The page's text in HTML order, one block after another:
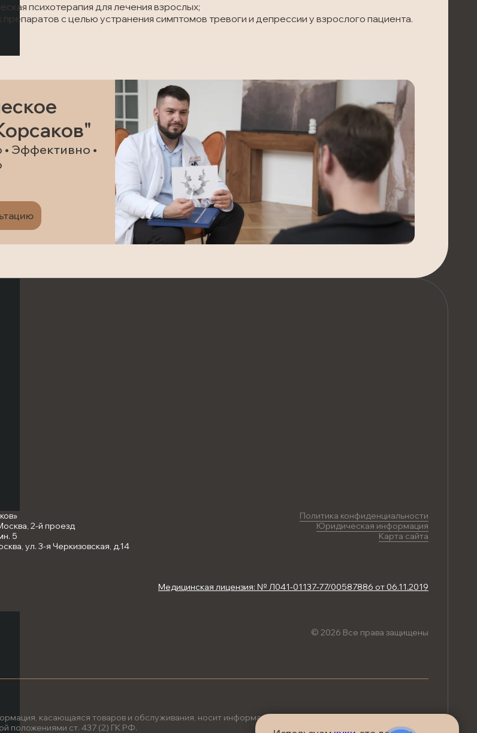
психотерапия для лечения взрослых;
с целью устранения симптомов тревоги и депрессии у взрослого пациента.
Эффективно •
2-й проезд
5
ул. 3-я Черкизовская, д.14
Политика конфиденциальности
Юридическая информация
Карта сайта
Медицинская лицензия: № Л041-01137-77/00587886 от 06.11.2019
© 2026 Все права защищены
касающаяся товаров и обслуживания, носит информационный характер и не является
положениями ст. 437 (2) ГК РФ.